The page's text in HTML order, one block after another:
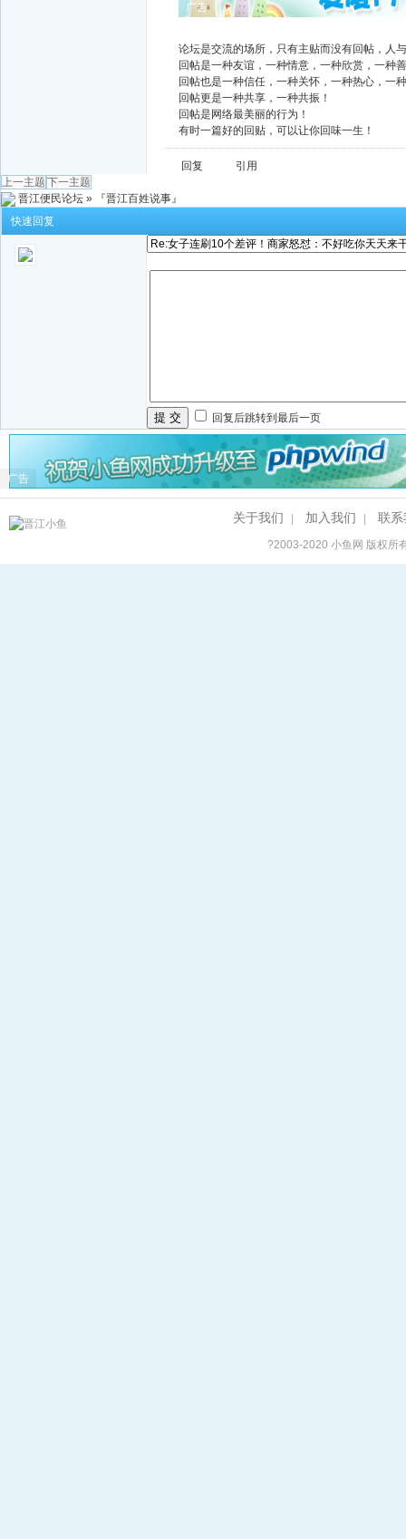
广告
论坛是交流的场所，只有主贴而没有回帖，人
回帖是一种友谊，一种情意，一种欣赏，一种
回帖也是一种信任，一种关怀，一种热心，一
回帖更是一种共享，一种共振！
回帖是网络最美丽的行为！
有时一篇好的回贴，可以让你回味一生！
回复
引用
上一主题 下一主题
晋江便民论坛 »
『晋江百姓说事』
快速回复
提 交 回复后跳转到最后一页
广告
关于我们 加入我们 联系
?2003-2020小鱼网 版权所